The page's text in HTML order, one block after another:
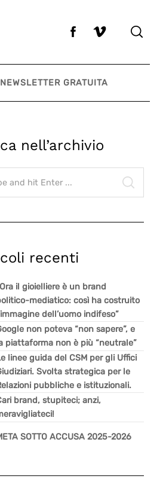
GRATUITA
nell’archivio
recenti
il gioielliere è un brand
mediatico: così ha costruito
dell’uomo indifeso”
non poteva “non sapere”, e
piattaforma non è più “neutrale”
linee guida del CSM per gli Uffici
Svolta strategica per le
pubbliche e istituzionali.
brand, stupiteci; anzi,
SOTTO ACCUSA 2025-2026